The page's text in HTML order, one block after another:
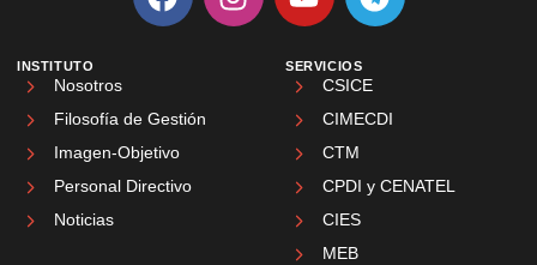
INSTITUTO
Nosotros
Filosofía de Gestión
Imagen-Objetivo
Personal Directivo
Noticias
SERVICIOS
CSICE
CIMECDI
CTM
CPDI y CENATEL
CIES
MEB